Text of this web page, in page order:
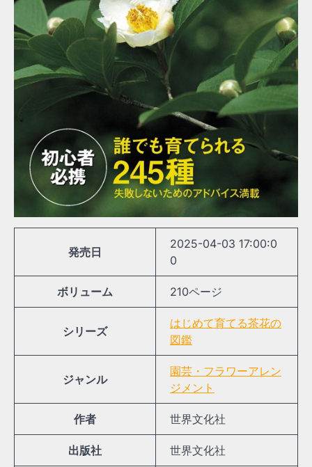
発売日
2025-04-03 17:00:0
0
ボリューム 210ページ
シリーズ
はじめて育てる茶花の
図鑑
ジャンル
園芸・フラワーアレン
ジメント
作者 世界文化社
出版社 世界文化社